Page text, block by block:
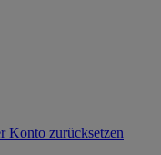
Konto zurücksetzen